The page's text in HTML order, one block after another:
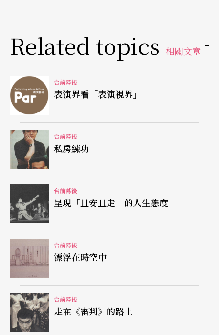
上的啓蒙。從莎劇中文化的嘗試，到對表演方法的
摸索，馬汀尼發現其實台語最能表現莎劇語言中的
抑揚頓挫。同時她表示本省男性粗獷自然的特質，
構成她認爲性感憂鬱的條件，特別能刺激她這個習
慣「國語官腔」的女性的想像。於是，她不僅在選
角上著重演員特質和團隊默契，並且在長達數月的
工作坊workshop訓練中，除了挖掘演員身體裡潛移
默化而來的節奏感：如舞龍舞獅和「鳳陽花鼓」
等，也開放演員演練各種方言的可能。馬汀尼認
爲，舞台表演不能「騙人」，無法「藏拙」；旣然
演員的口音不是字正腔圓的國語，何不就引導他
們，盡情發揮個人特質？
露天劇場打破慣性
隔了七年之後再次執導莎劇，即使因身兼系主任校
務繁忙，馬汀尼依舊期待自己能全力一搏，首度率
團在新成立的露天人文劇場公演。選擇露天劇場，
Related topics 相關文章
台前幕後
表演界看「表演視界」
台前幕後
私房練功
台前幕後
呈現「且安且走」的人生態度
台前幕後
漂浮在時空中
台前幕後
走在《審判》的路上